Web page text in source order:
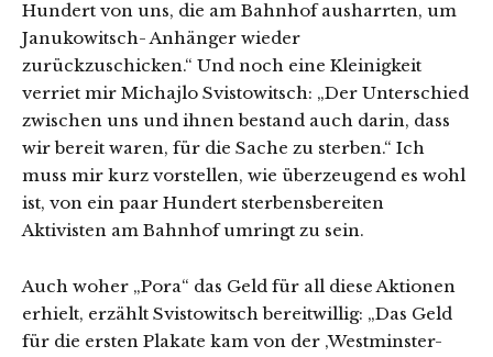
Hundert von uns, die am Bahnhof ausharrten, um
Janukowitsch- Anhänger wieder
zurückzuschicken.“ Und noch eine Kleinigkeit
verriet mir Michajlo Svistowitsch: „Der Unterschied
zwischen uns und ihnen bestand auch darin, dass
wir bereit waren, für die Sache zu sterben.“ Ich
muss mir kurz vorstellen, wie überzeugend es wohl
ist, von ein paar Hundert sterbensbereiten
Aktivisten am Bahnhof umringt zu sein.
Auch woher „Pora“ das Geld für all diese Aktionen
erhielt, erzählt Svistowitsch bereitwillig: „Das Geld
für die ersten Plakate kam von der ‚Westminster-